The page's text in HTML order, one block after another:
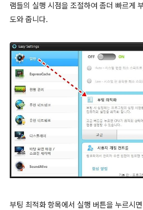
램들의 실행 시점을 조절하여 좀더 빠르게
도와 줍니다.
부팅 최적화 항목에서 실행 버튼을 누르시